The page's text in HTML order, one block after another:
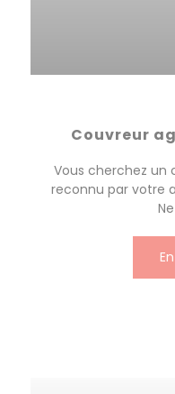
Couvreur
Vous cherchez un
reconnu par votre